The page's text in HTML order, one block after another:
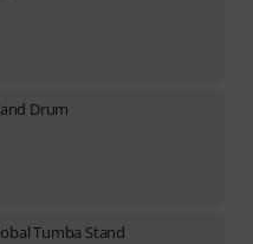
Drum
Tumba Stand